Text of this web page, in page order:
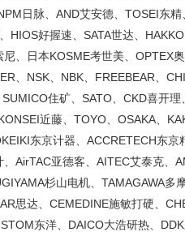
日脉、AND艾安德、TOSEI东
HIOS好握速、SATA世达、
、日本KOSME考世美、OPTEX
、NSK、NBK、FREEBEAR、
住矿、SATO、CKD喜开
近藤、TOYO、OSAKA、
东京计器、ACCRETECH东京
AirTAC亚德客、AITEC艾泰克、
杉山电机、TAMAGAWA多
思达、CEMEDINE施敏打硬、
东洋、DAICO大浩研热、